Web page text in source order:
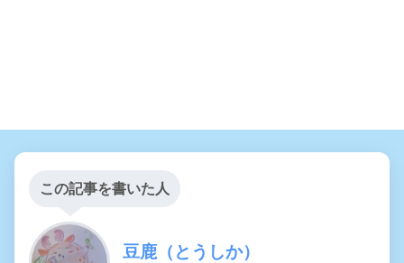
この記事を書いた人
豆鹿（とうしか）